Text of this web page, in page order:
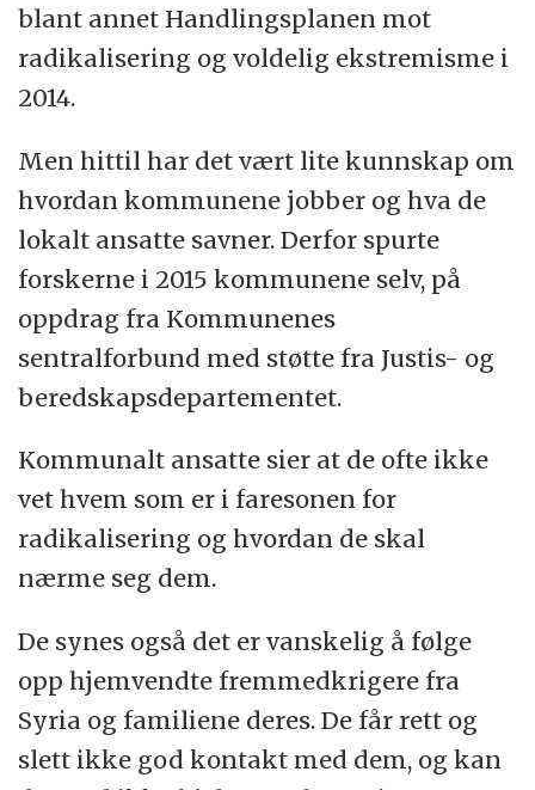
blant annet Handlingsplanen mot
radikalisering og voldelig ekstremisme i
2014.
Men hittil har det vært lite kunnskap om
hvordan kommunene jobber og hva de
lokalt ansatte savner. Derfor spurte
forskerne i 2015 kommunene selv, på
oppdrag fra Kommunenes
sentralforbund med støtte fra Justis- og
beredskapsdepartementet.
Kommunalt ansatte sier at de ofte ikke
vet hvem som er i faresonen for
radikalisering og hvordan de skal
nærme seg dem.
De synes også det er vanskelig å følge
opp hjemvendte fremmedkrigere fra
Syria og familiene deres. De får rett og
slett ikke god kontakt med dem, og kan